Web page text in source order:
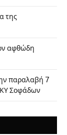
της
αφθώδη
παραλαβή 7
ΚΥ Σοφάδων